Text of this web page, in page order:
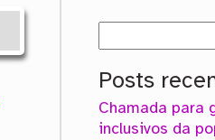
Posts
Chamada para
inclusivos da